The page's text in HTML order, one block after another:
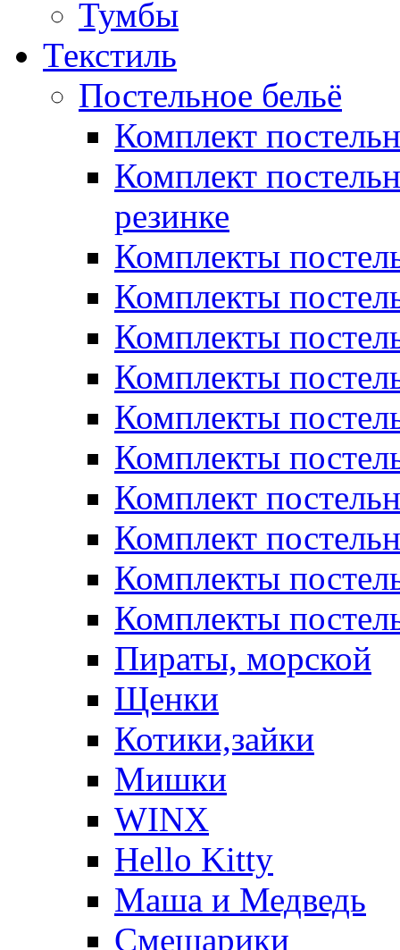
Тумбы
Текстиль
Постельное бельё
Комплект
Комплект
резинке
Комплекты
Комплекты
Комплекты
Комплекты
Комплекты
Комплекты
Комплект
Комплект
Комплекты
Комплекты
Пираты, морской
Щенки
Котики,зайки
Мишки
WINX
Hello Kitty
Маша и Медведь
Смешарики